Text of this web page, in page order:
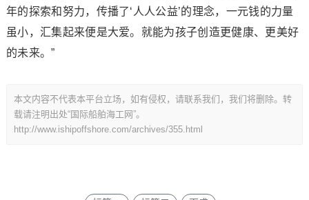
年的探索和努力，传播了‘人人公益’的理念，一元钱的力量
虽小，汇集起来便是大爱。就能为孩子创造更健康、更美好
的未来。”
本文内容不代表本平台立场，如有侵权，请联系我们，我们将删除。转
载请注明出处“国际船舶海工网”。
http://www.ishipoffshore.com/archives/355.html